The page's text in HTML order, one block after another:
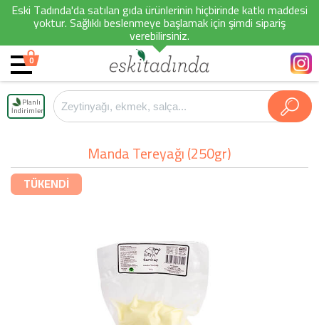
Eski Tadında'da satılan gıda ürünlerinin hiçbirinde katkı maddesi
yoktur. Sağlıklı beslenmeye başlamak için şimdi sipariş
verebilirsiniz.
0
Planlı
İndirimler
Manda Tereyağı (250gr)
TÜKENDİ